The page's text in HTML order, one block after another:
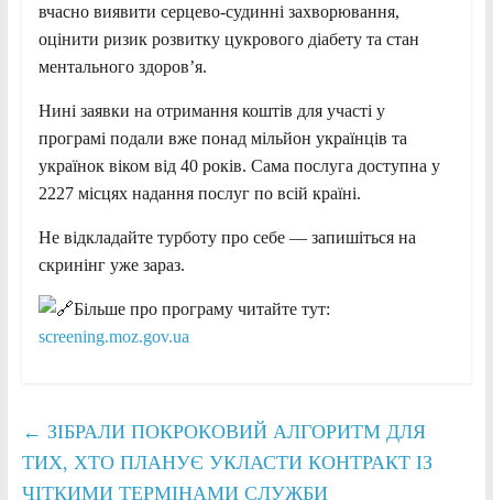
вчасно виявити серцево-судинні захворювання,
оцінити ризик розвитку цукрового діабету та стан
ментального здоров’я.
Нині заявки на отримання коштів для участі у
програмі подали вже понад мільйон українців та
українок віком від 40 років. Сама послуга доступна у
2227 місцях надання послуг по всій країні.
Не відкладайте турботу про себе — запишіться на
скринінг уже зараз.
Більше про програму читайте тут:
screening.moz.gov.ua
← ЗІБРАЛИ ПОКРОКОВИЙ АЛГОРИТМ ДЛЯ
ТИХ, ХТО ПЛАНУЄ УКЛАСТИ КОНТРАКТ ІЗ
ЧІТКИМИ ТЕРМІНАМИ СЛУЖБИ